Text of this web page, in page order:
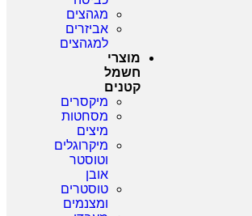
מגהצים
אביזרים
למגהצים
מוצרי
חשמל
קטנים
מיקסרים
מסחטות
מיצים
מיקרוגלים
וטוסטר
אובן
טוסטרים
ומצנמים